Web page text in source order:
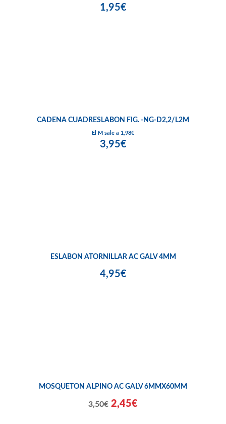
1,95€
CADENA CUADRESLABON FIG. -NG-D2,2/L2M
El M sale a 1,98€
3,95€
ESLABON ATORNILLAR AC GALV 4MM
4,95€
MOSQUETON ALPINO AC GALV 6MMX60MM
3,50€ 2,45€